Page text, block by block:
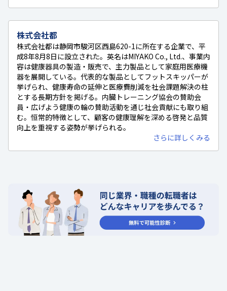
株式会社都
株式会社都は静岡市駿河区西島620-1に所在する企業で、平
成8年8月8日に設立された。英名はMIYAKO Co., Ltd.、事業内
容は健康器具の製造・販売で、主力製品として家庭用医療機
器を展開している。代表的な製品としてフットスキッパーが
挙げられ、健康寿命の延伸と医療費削減を社会課題解決の柱
とする長期方針を掲げる。内臓トレーニング協会の賛助会
員・広げよう健康の輪の賛助活動を通じ社会貢献にも取り組
む。恒常的特徴として、顧客の健康理解を深める啓発と品質
向上を重視する姿勢が挙げられる。
さらに詳しくみる